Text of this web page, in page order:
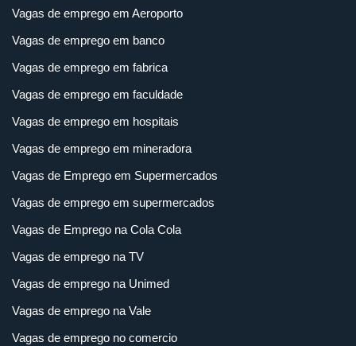
Vagas de emprego em Aeroporto
Vagas de emprego em banco
Vagas de emprego em fabrica
Vagas de emprego em faculdade
Vagas de emprego em hospitais
Vagas de emprego em mineradora
Vagas de Emprego em Supermercados
Vagas de emprego em supermercados
Vagas de Emprego na Cola Cola
Vagas de emprego na TV
Vagas de emprego na Unimed
Vagas de emprego na Vale
Vagas de emprego no comercio